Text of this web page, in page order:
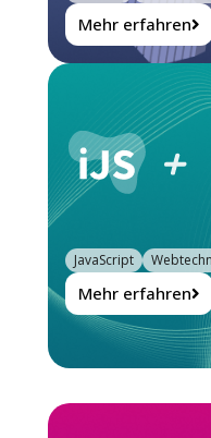
Mehr erfahren
Mehr erfahren
JavaScript